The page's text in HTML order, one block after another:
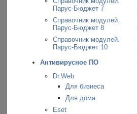
Парус-Бюджет 7
Справочник модулей.
Парус-Бюджет 8
Справочник модулей.
Парус-Бюджет 10
Антивирусное ПО
Dr.Web
Для бизнеса
Для дома
Eset